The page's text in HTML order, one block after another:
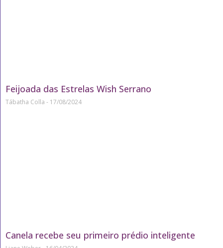
Feijoada das Estrelas Wish Serrano
Tábatha Colla 17/08/2024
Canela recebe seu primeiro prédio inteligente